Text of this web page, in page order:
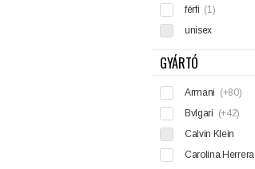
férfi (1)
unisex
GYÁRTÓ
Armani (+80)
Bvlgari (+42)
Calvin Klein
Carolina Herrera